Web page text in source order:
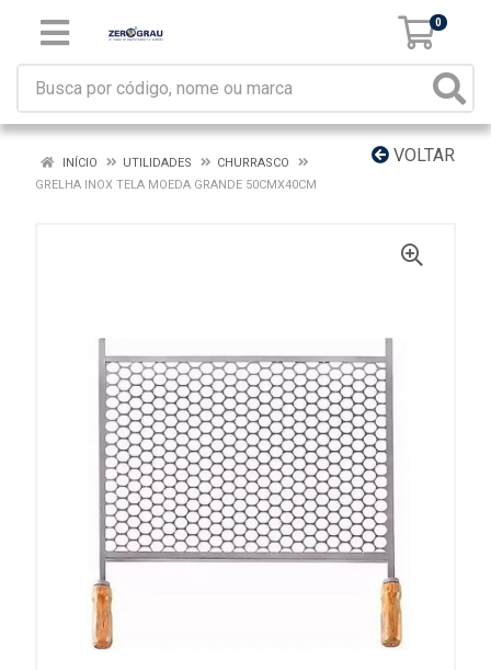
0
VOLTAR
INÍCIO UTILIDADES
CHURRASCO
GRELHA INOX TELA MOEDA GRANDE 50CMX40CM